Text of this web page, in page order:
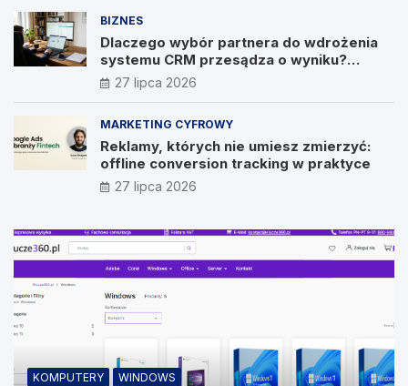
BIZNES
Dlaczego wybór partnera do wdrożenia
systemu CRM przesądza o wyniku?
Wywiad z Pawłem Prymakowskim, CEO IT
Vision
27 lipca 2026
MARKETING CYFROWY
Reklamy, których nie umiesz zmierzyć:
offline conversion tracking w praktyce
27 lipca 2026
KOMPUTERY WINDOWS